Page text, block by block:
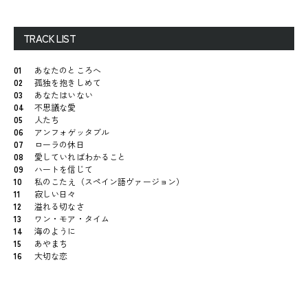
TRACK LIST
01
あなたのところへ
02
孤独を抱きしめて
03
あなたはいない
04
不思議な愛
05
人たち
06
アンフォゲッタブル
07
ローラの休日
08
愛していればわかること
09
ハートを信じて
10
私のこたえ（スペイン語ヴァージョン）
11
寂しい日々
12
溢れる切なさ
13
ワン・モア・タイム
14
海のように
15
あやまち
16
大切な恋